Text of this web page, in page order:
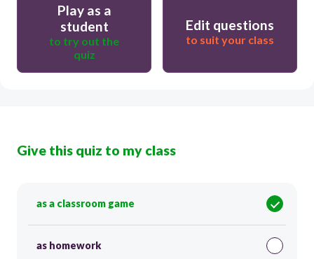
Play as a
student
to try out the
quiz
Edit questions
to suit your class
Give this quiz to my class
as a classroom game
as homework